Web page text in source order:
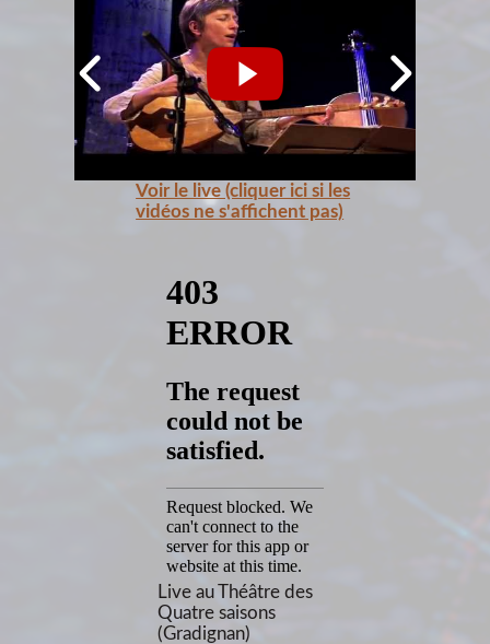
Voir le live (cliquer ici si les
vidéos ne s'affichent pas)
Live au Théâtre des
Quatre saisons
(Gradignan)